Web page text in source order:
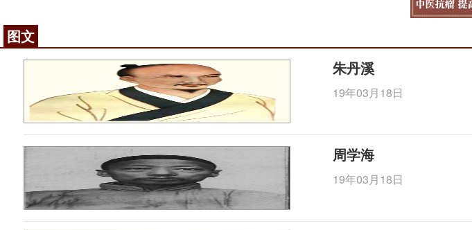
图文
朱丹溪
19年03月18日
周学海
19年03月18日